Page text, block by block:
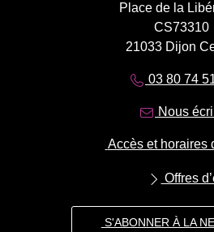
Place de la
CS73310
21033 Dijon
03 80 74
Nous
Accès et horaires
Offres
S'ABONNER À LA